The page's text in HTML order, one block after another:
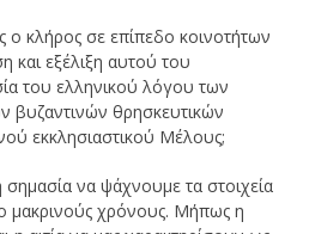
ο κλήρος σε επίπεδο κοινοτήτων
και εξέλιξη αυτού του
του ελληνικού λόγου των
βυζαντινών θρησκευτικών
εκκλησιαστικού Μέλους;
να ψάχνουμε τα στοιχεία
μακρινούς χρόνους. Μήπως η